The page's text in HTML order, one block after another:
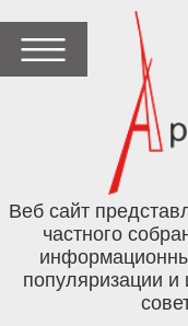
Веб сайт
частного
популяризации и